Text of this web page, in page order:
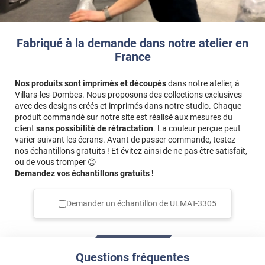
Fabriqué à la demande dans notre atelier en
France
Nos produits sont imprimés et découpésdans notre atelier, à
Villars-les-Dombes. Nous proposons des collections exclusives
avec des designs créés et imprimés dans notre studio. Chaque
produit commandé sur notre site est réalisé aux mesures du
client sans possibilité de rétractation. La couleur perçue peut
varier suivant les écrans. Avant de passer commande, testez
nos échantillons gratuits ! Et évitez ainsi de ne pas être satisfait,
ou de vous tromper 😉
Demandez vos échantillons gratuits !
Demander un échantillon de ULMAT-3305
Questions fréquentes